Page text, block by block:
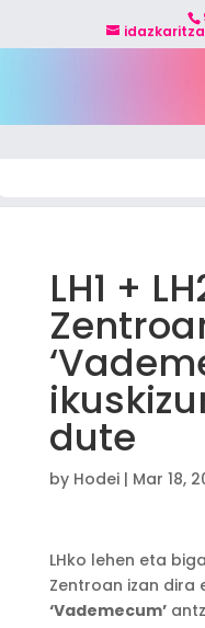
LH1 +
dute
by Hodei| Mar 18,
LHko lehen eta
Zentroan izan dira
‘Vademecum’